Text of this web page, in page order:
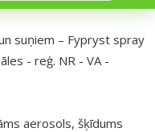
suņiem – Fypryst spray
- reģ. NR - VA -
aerosols, šķīdums